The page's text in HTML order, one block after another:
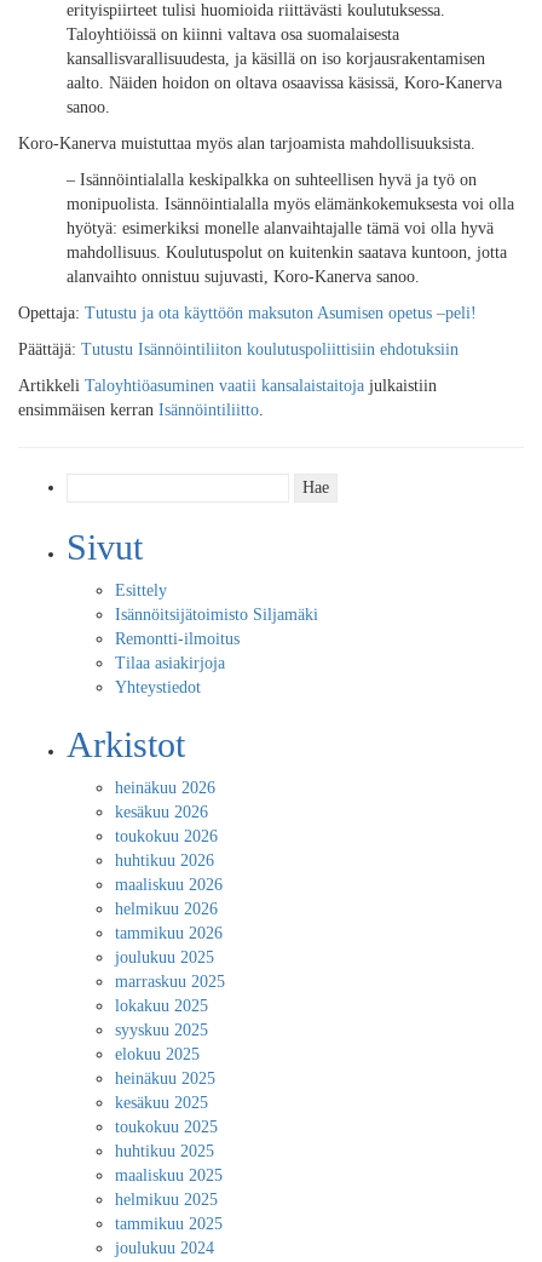
erityispiirteet tulisi huomioida riittävästi koulutuksessa.
Taloyhtiöissä on kiinni valtava osa suomalaisesta
kansallisvarallisuudesta, ja käsillä on iso korjausrakentamisen
aalto. Näiden hoidon on oltava osaavissa käsissä, Koro-Kanerva
sanoo.
Koro-Kanerva muistuttaa myös alan tarjoamista mahdollisuuksista.
– Isännöintialalla keskipalkka on suhteellisen hyvä ja työ on
monipuolista. Isännöintialalla myös elämänkokemuksesta voi olla
hyötyä: esimerkiksi monelle alanvaihtajalle tämä voi olla hyvä
mahdollisuus. Koulutuspolut on kuitenkin saatava kuntoon, jotta
alanvaihto onnistuu sujuvasti, Koro-Kanerva sanoo.
Opettaja: Tutustu ja ota käyttöön maksuton Asumisen opetus –peli!
Päättäjä: Tutustu Isännöintiliiton koulutuspoliittisiin ehdotuksiin
Artikkeli Taloyhtiöasuminen vaatii kansalaistaitoja julkaistiin
ensimmäisen kerran Isännöintiliitto.
Sivut
Esittely
Isännöitsijätoimisto Siljamäki
Remontti-ilmoitus
Tilaa asiakirjoja
Yhteystiedot
Arkistot
heinäkuu 2026
kesäkuu 2026
toukokuu 2026
huhtikuu 2026
maaliskuu 2026
helmikuu 2026
tammikuu 2026
joulukuu 2025
marraskuu 2025
lokakuu 2025
syyskuu 2025
elokuu 2025
heinäkuu 2025
kesäkuu 2025
toukokuu 2025
huhtikuu 2025
maaliskuu 2025
helmikuu 2025
tammikuu 2025
joulukuu 2024